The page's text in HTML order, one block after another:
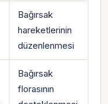
Bağırsak
hareketlerinin
düzenlenmesi
Bağırsak
florasının